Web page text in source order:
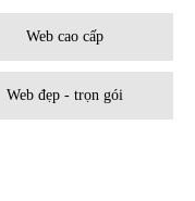
Web cao cấp
Web đẹp - trọn gói